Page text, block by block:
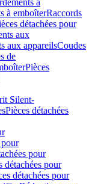
à
à emboîterRaccords
détachées pour
aux
aux appareilsCoudes
de
Pièces
Silent-
Pièces détachées
pour
pour
détachées pour
détachées pour